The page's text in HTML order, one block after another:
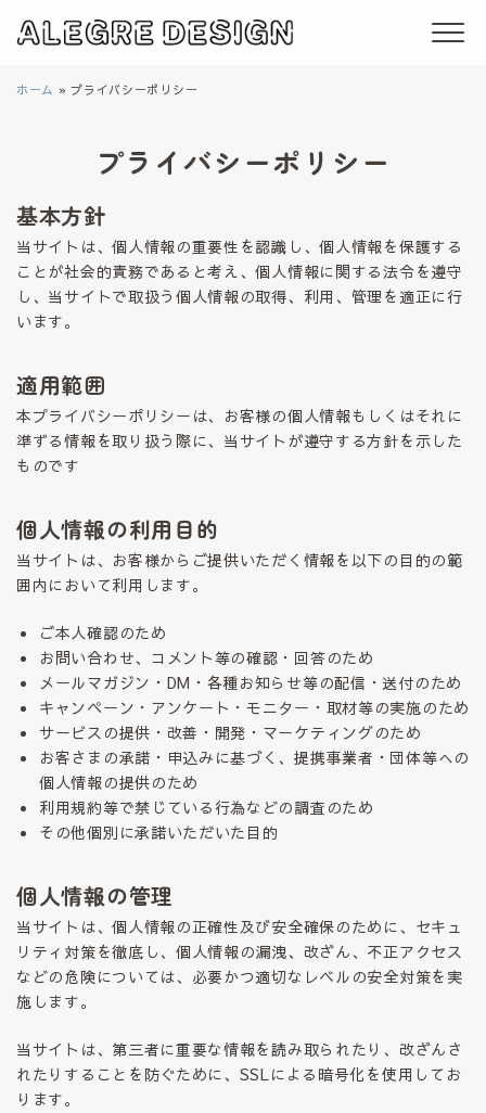
ホーム »プライバシーポリシー
プライバシーポリシー
基本方針
当サイトは、個人情報の重要性を認識し、個人情報を保護する
ことが社会的責務であると考え、個人情報に関する法令を遵守
し、当サイトで取扱う個人情報の取得、利用、管理を適正に行
います。
適用範囲
本プライバシーポリシーは、お客様の個人情報もしくはそれに
準ずる情報を取り扱う際に、当サイトが遵守する方針を示した
ものです
個人情報の利用目的
当サイトは、お客様からご提供いただく情報を以下の目的の範
囲内において利用します。
ご本人確認のため
お問い合わせ、コメント等の確認・回答のため
メールマガジン・DM・各種お知らせ等の配信・送付のため
キャンペーン・アンケート・モニター・取材等の実施のため
サービスの提供・改善・開発・マーケティングのため
お客さまの承諾・申込みに基づく、提携事業者・団体等への
個人情報の提供のため
利用規約等で禁じている行為などの調査のため
その他個別に承諾いただいた目的
個人情報の管理
当サイトは、個人情報の正確性及び安全確保のために、セキュ
リティ対策を徹底し、個人情報の漏洩、改ざん、不正アクセス
などの危険については、必要かつ適切なレベルの安全対策を実
施します。
当サイトは、第三者に重要な情報を読み取られたり、改ざんさ
れたりすることを防ぐために、SSLによる暗号化を使用してお
ります。